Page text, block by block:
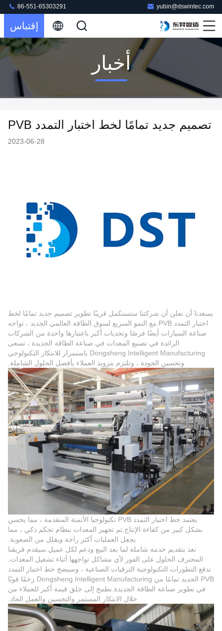
yubin@dswintec.com
86-551-65303291
إقتباس
أخبار
تصميم جديد تمامًا لخط اختبار التمدد PVB
2023-06-28
يسعدنا أن نعلن أن شركتنا ستستكمل قريبًا تطوير تصميم جديد تمامًا لخط
اختبار التمدد PVB.مع النمو السريع لسوق الطاقة العالمي الجديد ، تواجه
صناعة السيارات أيضًا فرصًا وتحديات أكبر.باعتبارها واحدة من الشركات
الرائدة في تصنيع المعدات في صناعة الطاقة الجديدة ، تسعى
Dongsheng Intelligent Manufacturing باستمرار للابتكار التكنولوجي
وتحسين الجودة ، وتلتزم بتزويد العملاء بأفضل الحلول الشاملة.
يعتمد خط اختبار التمدد PVB تكنولوجيا الأتمتة المتقدمة ، مما يحسن
بشكل كبير من كفاءة الإنتاج.تم تجهيز المعدات بنظام تحكم ذكي ، مما
يجعل العمليات أكثر راحة ويقلل من الصعوبة.
نعد بتقديم خدمة شاملة لما بعد البيع ودعم لكل عميل.سيقدم فريقنا
المحترف الحلول على الفور لأي مشاكل تواجهها أثناء تشغيل المعدات.
تدفع التطورات التكنولوجية الترقيات الصناعية ، وسيضخ خط اختبار التمدد
PVB الجديد تمامًا من Dongsheng Intelligent Manufacturing زخمًا قويًا
في تطوير صناعة الطاقة الجديدة.نطمح إلى خلق قيمة أكبر للعملاء من
خلال الابتكار المستمر والتحسين والعمل الجاد.